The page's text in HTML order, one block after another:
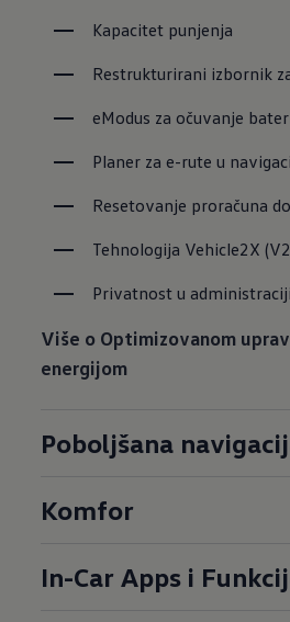
Kapacitet punjenja
Restrukturirani izbornik
eModus za očuvanje
Planer za e-rute u
Resetovanje proračuna
Tehnologija Vehicle2X
Privatnost u
Više o Optimizovanom
energijom
Poboljšana
Komfor
In-Car Apps i